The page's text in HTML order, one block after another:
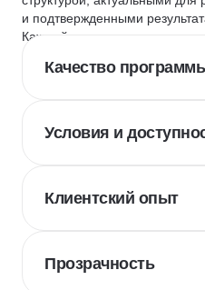
и подтвержденными
Каждый курс и школу мы
Качество
Условия и
Клиентский опыт
Прозрачность